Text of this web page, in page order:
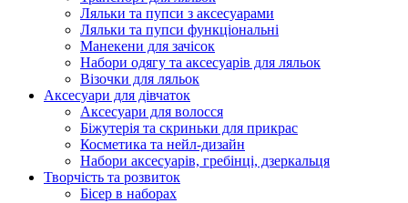
Ляльки та пупси з аксесуарами
Ляльки та пупси функціональні
Манекени для зачісок
Набори одягу та аксесуарів для ляльок
Візочки для ляльок
Аксесуари для дівчаток
Аксесуари для волосся
Біжутерія та скриньки для прикрас
Косметика та нейл-дизайн
Набори аксесуарів, гребінці, дзеркальця
Творчість та розвиток
Бісер в наборах